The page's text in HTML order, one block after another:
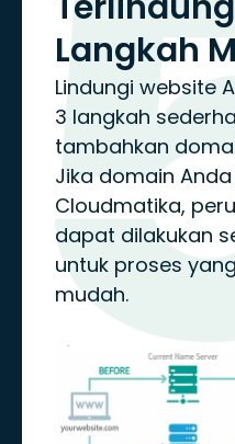
Langkah
Lindungi website
3 langkah
tambahkan
Jika domain
Cloudmatika,
dapat dilakukan
untuk proses
mudah.